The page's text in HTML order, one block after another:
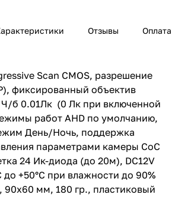
Ночь,
до 90%
мм, 180
IP20.
Отзывы Оплата
Scan CMOS, разрешение
фиксированный объектив
б 0.01Лк (0 Лк при включенной
работ AHD по умолчанию,
День/Ночь, поддержка
параметрами камеры CoC
24 Ик-диода (до 20м), DC12V
+50°С при влажности до 90%
90х60 мм, 180 гр., пластиковый